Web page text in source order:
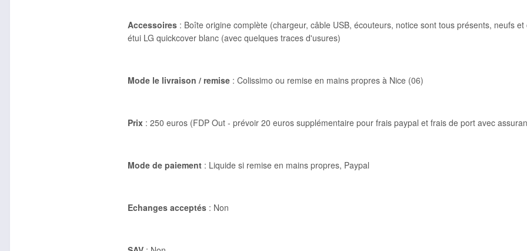
Accessoires : Boîte origine complète (chargeur, câble USB, écouteurs, notice sont tous présents, neufs
étui LG quickcover blanc (avec quelques traces d'usures)
Mode le livraison / remise : Colissimo ou remise en mains propres à Nice (06)
Prix : 250 euros (FDP Out - prévoir 20 euros supplémentaire pour frais paypal et frais de port avec
Mode de paiement : Liquide si remise en mains propres, Paypal
Echanges acceptés : Non